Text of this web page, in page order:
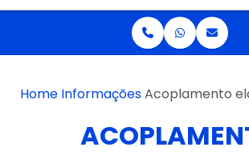
Home InformaçõesAcoplamento